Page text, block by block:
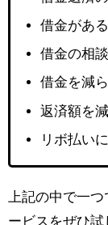
借金があ
借金の相
借金を減
返済額を
リボ払い
上記の中で一
ービスをぜひ試